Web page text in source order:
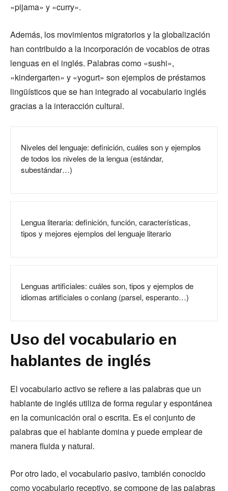
«pijama» y «curry».
Además, los movimientos migratorios y la globalización
han contribuido a la incorporación de vocablos de otras
lenguas en el inglés. Palabras como «sushi»,
«kindergarten» y «yogurt» son ejemplos de préstamos
lingüísticos que se han integrado al vocabulario inglés
gracias a la interacción cultural.
Niveles del lenguaje: definición, cuáles son y ejemplos
de todos los niveles de la lengua (estándar,
subestándar…)
Lengua literaria: definición, función, características,
tipos y mejores ejemplos del lenguaje literario
Lenguas artificiales: cuáles son, tipos y ejemplos de
idiomas artificiales o conlang (parsel, esperanto…)
Uso del vocabulario en
hablantes de inglés
El vocabulario activo se refiere a las palabras que un
hablante de inglés utiliza de forma regular y espontánea
en la comunicación oral o escrita. Es el conjunto de
palabras que el hablante domina y puede emplear de
manera fluida y natural.
Por otro lado, el vocabulario pasivo, también conocido
como vocabulario receptivo, se compone de las palabras